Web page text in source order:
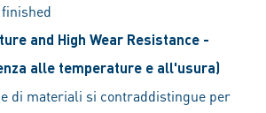
and High Wear Resistance -
alle temperature e all'usura)
di materiali si contraddistingue per